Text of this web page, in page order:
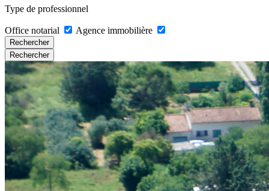
Type de professionnel
Office notarial Agence immobilière
Rechercher
Rechercher